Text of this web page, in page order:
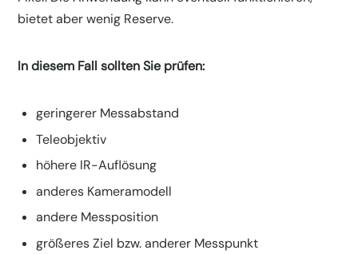
bietet aber wenig Reserve.
In diesem Fall sollten Sie prüfen:
geringerer Messabstand
Teleobjektiv
höhere IR-Auflösung
anderes Kameramodell
andere Messposition
größeres Ziel bzw. anderer Messpunkt